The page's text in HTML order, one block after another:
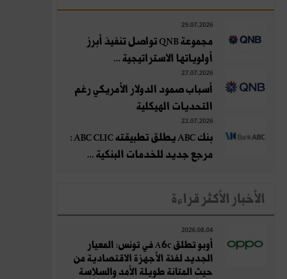
29.07.2026
مجموعة QNB تواصل تنفيذ أبرز
أولوياتها الاستراتيجية ...
27.07.2026
أسباب صمود الدولار الأمريكي رغم
التحديات الهيكلية
22.07.2026
بنك ABC يطلق تطبيقته ABC CLIC :
مرجع جديد للخدمات البنكية ...
الأخبار الأكثر قراءة
2026.08.04
أوبو تطلق A6c في تونس: المعيار
الجديد لفئة الأجهزة الاقتصادية من
حيث المتانة طويلة الأمد والسلاسة